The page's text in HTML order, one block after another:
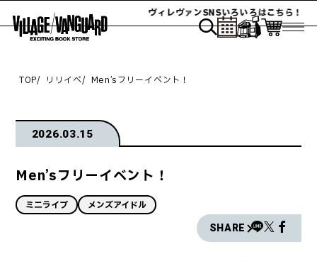
ヴィレヴァンSNSいろいろはこちら！
TOP リリイベ Men’sフリーイベント！
2026.03.15
Men’sフリーイベント！
ミニライブ メンズアイドル
SHARE